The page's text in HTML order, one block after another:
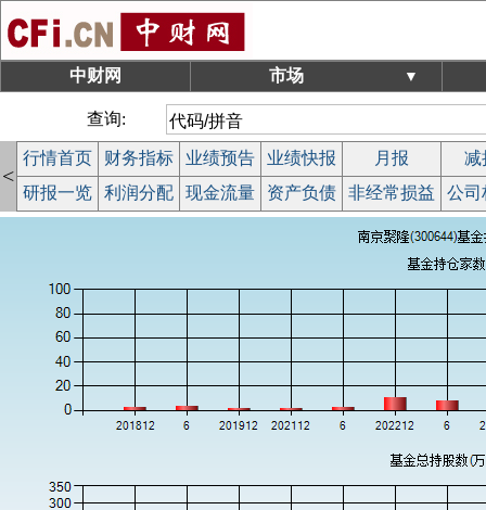
中财网 市场 ▼
查询:
<
行情首页 财务指标 业绩预告 业绩快报 月报
减
研报一览
利润分配 现金流量 资产负债 非经常损益 公司